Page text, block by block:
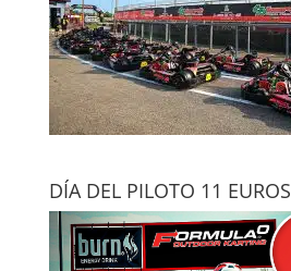
DÍA DEL PILOTO 11 EUROS